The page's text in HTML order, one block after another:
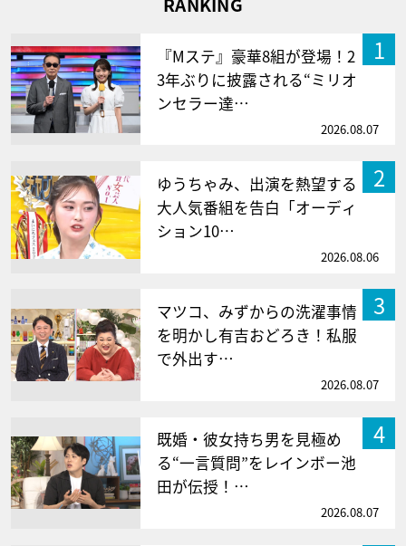
1
『Mステ』豪華8組が登場！2
3年ぶりに披露される“ミリオ
ンセラー達…
2026.08.07
2
ゆうちゃみ、出演を熱望する
大人気番組を告白「オーディ
ション10…
2026.08.06
3
マツコ、みずからの洗濯事情
を明かし有吉おどろき！私服
で外出す…
2026.08.07
4
既婚・彼女持ち男を見極め
る“一言質問”をレインボー池
田が伝授！…
2026.08.07